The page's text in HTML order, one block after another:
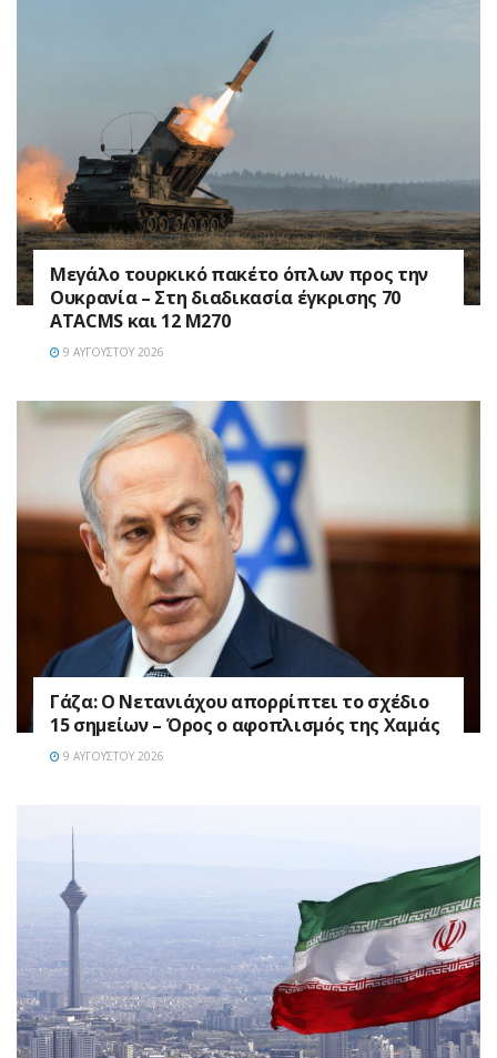
Μεγάλο τουρκικό πακέτο όπλων προς την
Ουκρανία – Στη διαδικασία έγκρισης 70
ATACMS και 12 M270
9 ΑΥΓΟΎΣΤΟΥ 2026
Γάζα: Ο Νετανιάχου απορρίπτει το σχέδιο
15 σημείων – Όρος ο αφοπλισμός της Χαμάς
9 ΑΥΓΟΎΣΤΟΥ 2026